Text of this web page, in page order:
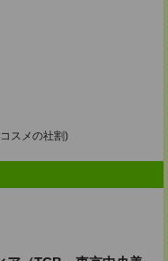
スメの社割)